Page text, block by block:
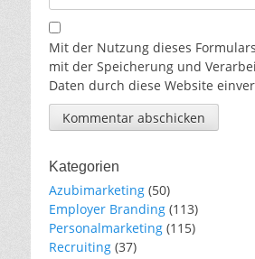
Mit der Nutzung dieses
mit der Speicherung und
Daten durch diese Website
Kategorien
Azubimarketing (50)
Employer Branding (113)
Personalmarketing (115)
Recruiting (37)